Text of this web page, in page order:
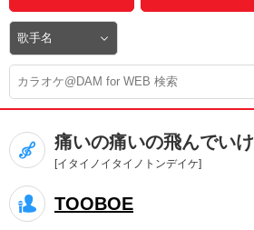
DAM★とも動画
DAM★とも録音
カラオケ＠DAM
ユーザー検索
キャンペーン
痛いの痛いの飛んでいけ
[イタイノイタイノトンデイケ]
TOOBOE